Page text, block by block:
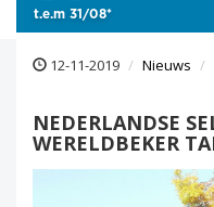
12-11-2019 Nieuws
NEDERLANDSE
WERELDBEKER